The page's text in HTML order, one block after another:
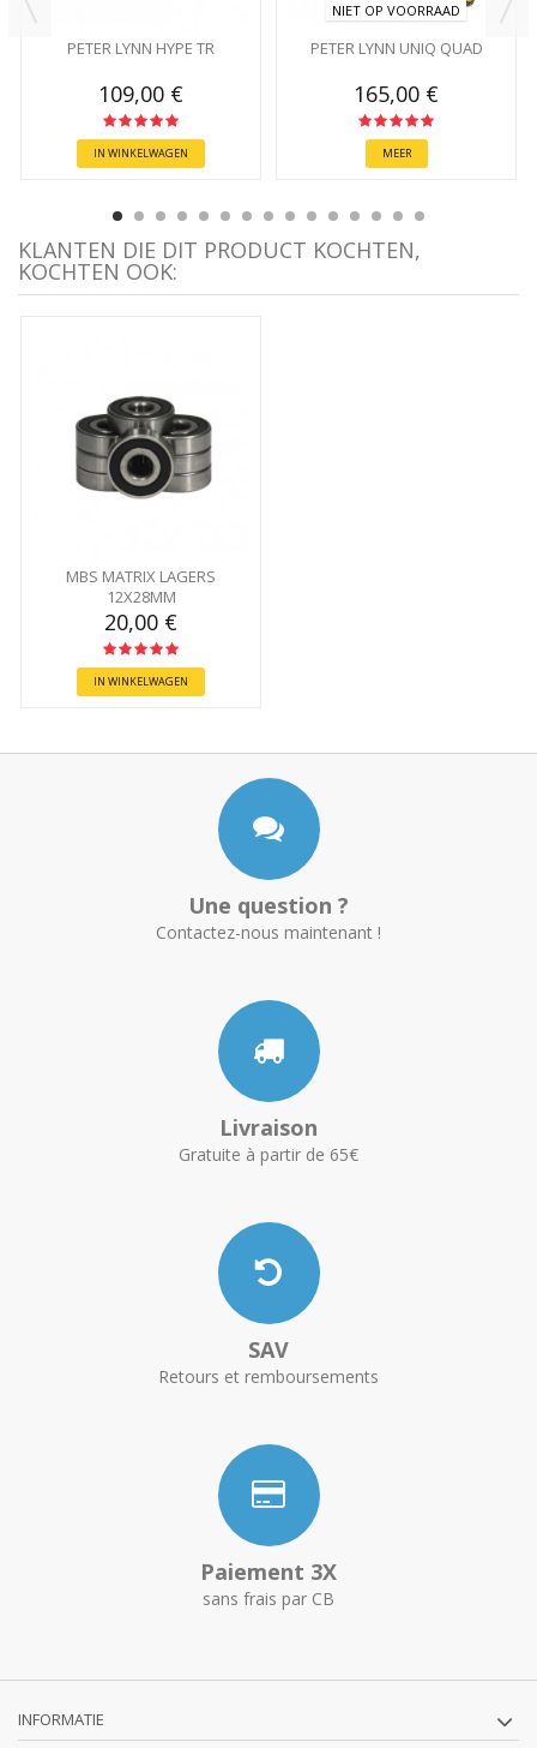
PETER LYNN HYPE TR
109,00 €
IN WINKELWAGEN
NIET OP VOORRAAD
PETER LYNN UNIQ QUAD
165,00 €
MEER
KLANTEN DIE DIT PRODUCT KOCHTEN,
KOCHTEN OOK:
MBS MATRIX LAGERS
12X28MM
20,00 €
IN WINKELWAGEN
Une question ?
Contactez-nous maintenant !
Livraison
Gratuite à partir de 65€
SAV
Retours et remboursements
Paiement 3X
sans frais par CB
INFORMATIE